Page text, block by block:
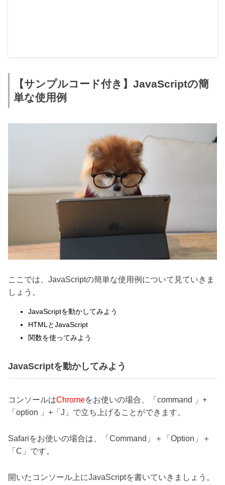
【サンプルコード付き】JavaScriptの簡
単な使用例
ここでは、JavaScriptの簡単な使用例について見ていきま
しょう。
JavaScriptを動かしてみよう
HTMLとJavaScript
関数を使ってみよう
JavaScriptを動かしてみよう
コンソールはChromeをお使いの場合、「command 」+
「option 」+「J」で立ち上げることができます。
Safariをお使いの場合は、「Command」＋「Option」＋
「C」です。
開いたコンソール上にJavaScriptを書いていきましょう。